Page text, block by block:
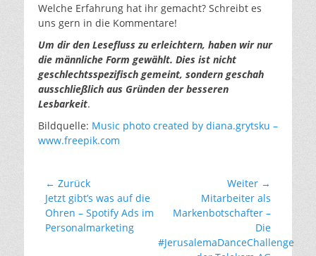
Welche Erfahrung hat ihr gemacht? Schreibt es
uns gern in die Kommentare!
Um dir den Lesefluss zu erleichtern, haben wir nur
die männliche Form gewählt. Dies ist nicht
geschlechtsspezifisch gemeint, sondern geschah
ausschließlich aus Gründen der besseren
Lesbarkeit.
Bildquelle: Music photo created by diana.grytsku –
www.freepik.com
Beitragsnavigation
← Zurück
Vorheriger
Beitrag:
Jetzt gibt’s was auf die
Ohren – Spotify Ads im
Personalmarketing
Weiter →
Beitrag:
Mitarbeiter als
Markenbotschafter –
Die
#JerusalemaDanceChallenge